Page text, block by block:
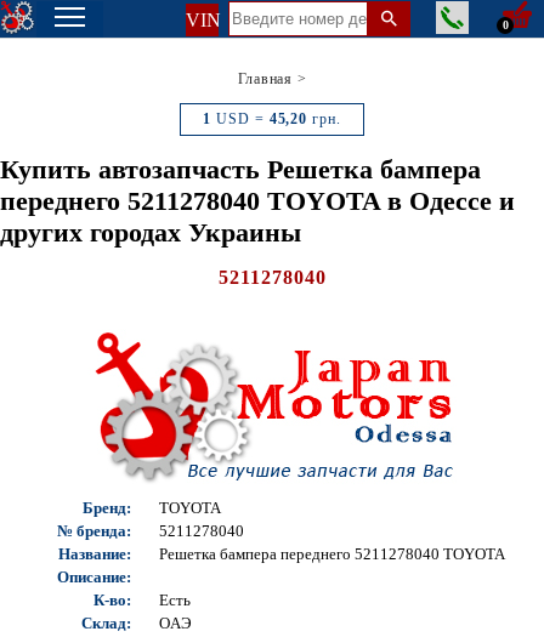
VIN 0
Главная >
1 USD = 45,20 грн.
Купить автозапчасть Решетка бампера
переднего 5211278040 TOYOTA в Одессе и
других городах Украины
5211278040
Бренд:
TOYOTA
№ бренда:
5211278040
Название:
Решетка бампера переднего 5211278040 TOYOTA
Описание:
К-во:
Есть
Склад:
OAЭ